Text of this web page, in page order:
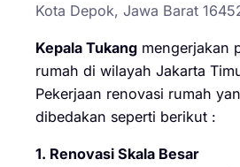
Kota Depok, Jawa Barat
Kepala Tukang mengerjakan
rumah di wilayah Jakarta
Pekerjaan renovasi rumah
dibedakan seperti berikut :
1. Renovasi Skala Besar